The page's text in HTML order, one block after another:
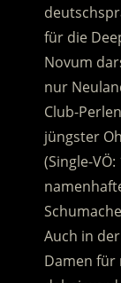
für die
Novum
nur
Club-
jüngster
(Single-
Auch in
Damen für